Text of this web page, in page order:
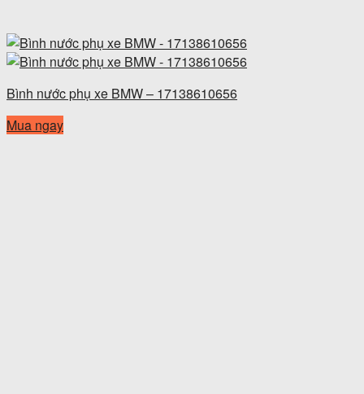
Bình nước phụ xe BMW – 17138610656
Mua ngay